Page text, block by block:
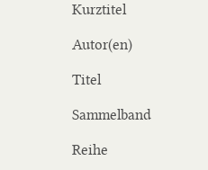
Kurztitel
Autor(en)
Titel
Sammelband
Reihe